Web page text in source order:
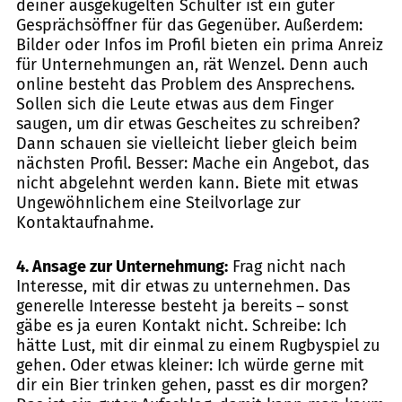
deiner ausgekugelten Schulter ist ein guter
Gesprächsöffner für das Gegenüber. Außerdem:
Bilder oder Infos im Profil bieten ein prima Anreiz
für Unternehmungen an, rät Wenzel. Denn auch
online besteht das Problem des Ansprechens.
Sollen sich die Leute etwas aus dem Finger
saugen, um dir etwas Gescheites zu schreiben?
Dann schauen sie vielleicht lieber gleich beim
nächsten Profil. Besser: Mache ein Angebot, das
nicht abgelehnt werden kann. Biete mit etwas
Ungewöhnlichem eine Steilvorlage zur
Kontaktaufnahme.
4. Ansage zur Unternehmung: Frag nicht nach
Interesse, mit dir etwas zu unternehmen. Das
generelle Interesse besteht ja bereits – sonst
gäbe es ja euren Kontakt nicht. Schreibe: Ich
hätte Lust, mit dir einmal zu einem Rugbyspiel zu
gehen. Oder etwas kleiner: Ich würde gerne mit
dir ein Bier trinken gehen, passt es dir morgen?